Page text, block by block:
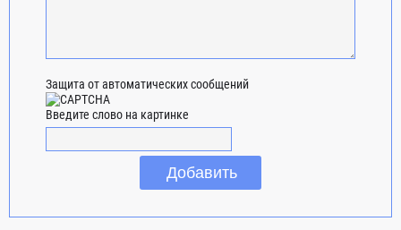
Защита от автоматических сообщений
Введите слово на картинке